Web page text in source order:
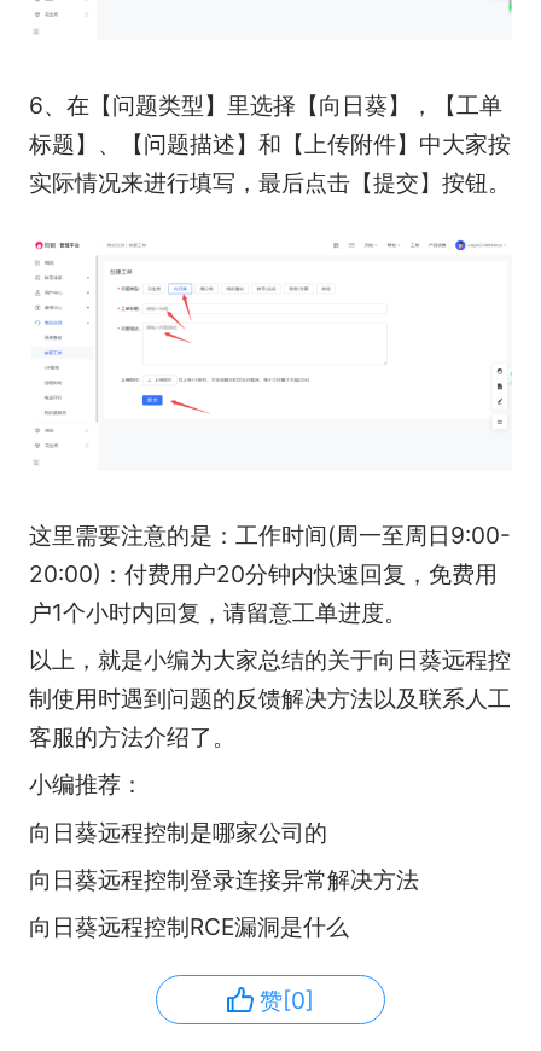
6、在【问题类型】里选择【向日葵】，【工单
标题】、【问题描述】和【上传附件】中大家按
实际情况来进行填写，最后点击【提交】按钮。
这里需要注意的是：工作时间(周一至周日9:00-
20:00)：付费用户20分钟内快速回复，免费用
户1个小时内回复，请留意工单进度。
以上，就是小编为大家总结的关于向日葵远程控
制使用时遇到问题的反馈解决方法以及联系人工
客服的方法介绍了。
小编推荐：
向日葵远程控制是哪家公司的
向日葵远程控制登录连接异常解决方法
向日葵远程控制RCE漏洞是什么
赞[0]